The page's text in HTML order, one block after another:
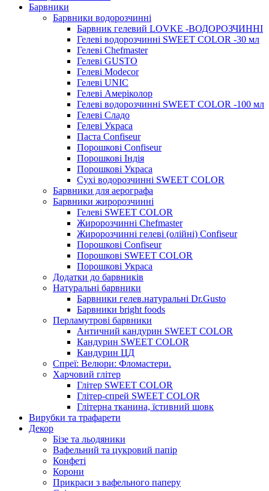
Барвники
Барвники водорозчинні
Барвник гелевий LOVKE -ВОДОРОЗЧИННІ
Гелеві водорозчинні SWEET COLOR -30 мл
Гелеві Chefmaster
Гелеві GUSTO
Гелеві Modecor
Гелеві UNIC
Гелеві Амеріколор
Гелеві водорозчинні SWEET COLOR -100 мл
Гелеві Сладо
Гелеві Украса
Паста Confiseur
Порошкові Confiseur
Порошкові Індія
Порошкові Украса
Сухі водорозчинні SWEET COLOR
Барвники для аерографа
Барвники жиророзчинні
Гелеві SWEET COLOR
Жиророзчинні Chefmaster
Жиророзчинні гелеві (олійні) Confiseur
Порошкові Confiseur
Порошкові SWEET COLOR
Порошкові Украса
Додатки до барвників
Натуральні барвники
Барвники гелев.натуральні Dr.Gusto
Барвники bright foods
Перламутрові барвники
Античний кандурин SWEET COLOR
Кандурин SWEET COLOR
Кандурин ЦД
Спреї: Велюри: Фломастери.
Харчовий глітер
Глітер SWEET COLOR
Глітер-спрей SWEET COLOR
Глітерна тканина, їстивний шовк
Вирубки та трафарети
Декор
Бізе та льодяники
Вафельний та цукровий папір
Конфеті
Корони
Прикраси з вафельного паперу